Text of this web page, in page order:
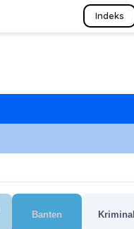
Indeks
Banten Kriminal